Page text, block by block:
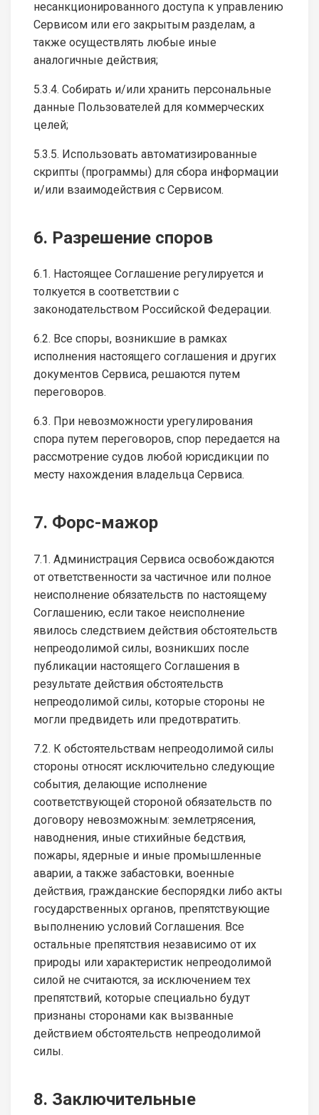
несанкционированного доступа к управлению
Сервисом или его закрытым разделам, а
также осуществлять любые иные
аналогичные действия;
5.3.4. Собирать и/или хранить персональные
данные Пользователей для коммерческих
целей;
5.3.5. Использовать автоматизированные
скрипты (программы) для сбора информации
и/или взаимодействия с Сервисом.
6. Разрешение споров
6.1. Настоящее Соглашение регулируется и
толкуется в соответствии с
законодательством Российской Федерации.
6.2. Все споры, возникшие в рамках
исполнения настоящего соглашения и других
документов Сервиса, решаются путем
переговоров.
6.3. При невозможности урегулирования
спора путем переговоров, спор передается на
рассмотрение судов любой юрисдикции по
месту нахождения владельца Сервиса.
7. Форс-мажор
7.1. Администрация Сервиса освобождаются
от ответственности за частичное или полное
неисполнение обязательств по настоящему
Соглашению, если такое неисполнение
явилось следствием действия обстоятельств
непреодолимой силы, возникших после
публикации настоящего Соглашения в
результате действия обстоятельств
непреодолимой силы, которые стороны не
могли предвидеть или предотвратить.
7.2. К обстоятельствам непреодолимой силы
стороны относят исключительно следующие
события, делающие исполнение
соответствующей стороной обязательств по
договору невозможным: землетрясения,
наводнения, иные стихийные бедствия,
пожары, ядерные и иные промышленные
аварии, а также забастовки, военные
действия, гражданские беспорядки либо акты
государственных органов, препятствующие
выполнению условий Соглашения. Все
остальные препятствия независимо от их
природы или характеристик непреодолимой
силой не считаются, за исключением тех
препятствий, которые специально будут
признаны сторонами как вызванные
действием обстоятельств непреодолимой
силы.
8. Заключительные